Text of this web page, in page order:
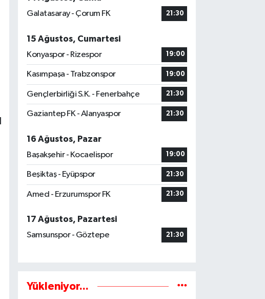
Galatasaray - Çorum FK
21:30
15 Ağustos, Cumartesi
Konyaspor - Rizespor
19:00
Kasımpaşa - Trabzonspor 19:00
Gençlerbirliği S.K. - Fenerbahçe 21:30
Gaziantep FK - Alanyaspor 21:30
16 Ağustos, Pazar
Başakşehir - Kocaelispor
19:00
Beşiktaş - Eyüpspor 21:30
Amed - Erzurumspor FK 21:30
17 Ağustos, Pazartesi
Samsunspor - Göztepe
21:30
Yükleniyor...